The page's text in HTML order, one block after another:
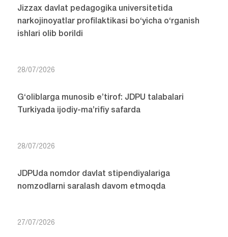
Jizzax davlat pedagogika universitetida
narkojinoyatlar profilaktikasi bo‘yicha o‘rganish
ishlari olib borildi
28/07/2026
G‘oliblarga munosib e’tirof: JDPU talabalari
Turkiyada ijodiy-ma’rifiy safarda
28/07/2026
JDPUda nomdor davlat stipendiyalariga
nomzodlarni saralash davom etmoqda
27/07/2026